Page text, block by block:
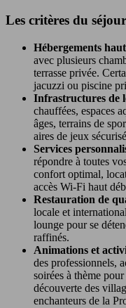
Les critères du
Hébergements
avec plusieurs
terrasse privée.
jacuzzi ou piscine
Infrastructures de
chauffées, espaces
âges, terrains de
aires de jeux
Services
répondre à toutes
confort optimal,
accès Wi-Fi haut
Restauration de
locale et
lounge pour se
raffinés.
Animations et
des professionnels,
soirées à thème
découverte des
enchanteurs de la